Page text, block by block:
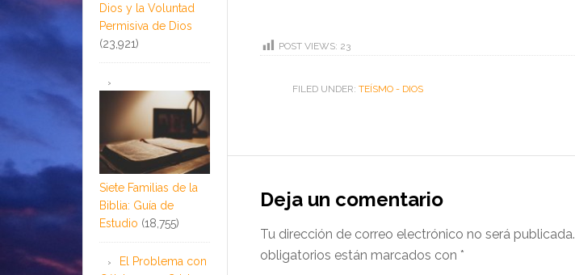
POST VIEWS: 23
FILED UNDER: TEÍSMO - DIOS
Deja un comentario
Tu dirección de correo electrónico no será publicada.
obligatorios están marcados con *
Dios y la Voluntad
Permisiva de Dios
(23,921)
Siete Familias de la
Biblia: Guía de
Estudio (18,755)
El Problema con